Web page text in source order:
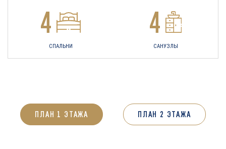
4
СПАЛЬНИ
4
САНУЗЛЫ
ПЛАН 1 ЭТАЖА ПЛАН 2 ЭТАЖА